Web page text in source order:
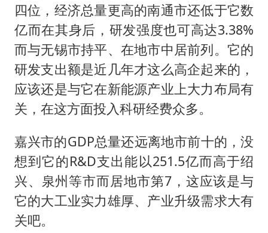
四位，经济总量更高的南通市还低于它数
亿而在其身后，研发强度也可高达3.38%
而与无锡市持平、在地市中居前列。它的
研发支出额是近几年才这么高企起来的，
应该还是与它在新能源产业上大力布局有
关，在这方面投入科研经费众多。
嘉兴市的GDP总量还远离地市前十的，没
想到它的R&D支出能以251.5亿而高于绍
兴、泉州等市而居地市第7，这应该是与
它的大工业实力雄厚、产业升级需求大有
关吧。